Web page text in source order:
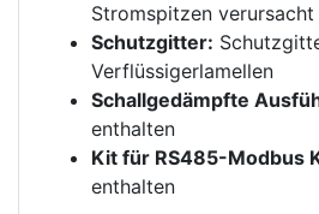
Stromspitzen
Schutzgitter:
Verflüssigerlamellen
Schallgedämpfte
enthalten
Kit für RS485-Modbus
enthalten